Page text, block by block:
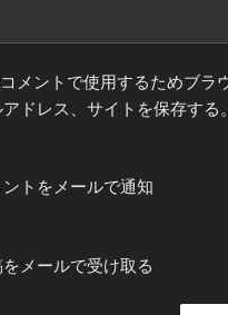
メントで使用するためブラ
ドレス、サイトを保存する。
トをメールで通知
メールで受け取る